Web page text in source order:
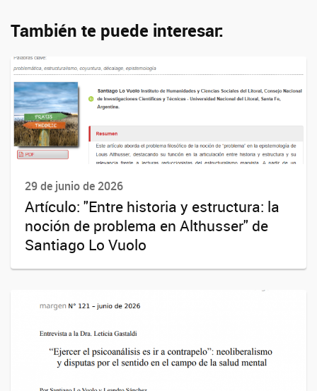
También te puede interesar:
29 de junio de 2026
Artículo: "Entre historia y estructura: la
noción de problema en Althusser" de
Santiago Lo Vuolo